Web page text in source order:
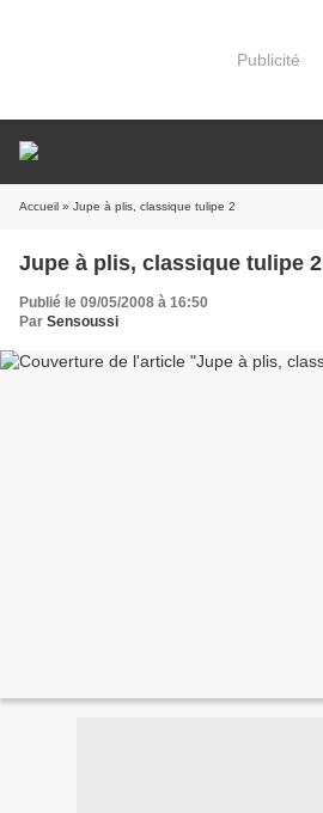
Publicité
Accueil » Jupe à plis, classique tulipe 2
Jupe à plis, classique tulipe 2
Publié le 09/05/2008 à 16:50
Par Sensoussi